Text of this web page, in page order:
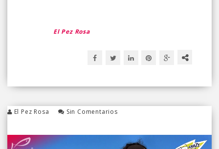
El Pez Rosa
El Pez Rosa Sin Comentarios